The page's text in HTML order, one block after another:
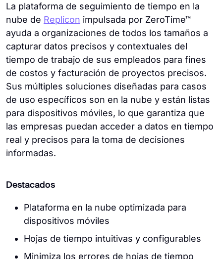
La plataforma de seguimiento de tiempo en la
nube de Replicon impulsada por ZeroTime™
ayuda a organizaciones de todos los tamaños a
capturar datos precisos y contextuales del
tiempo de trabajo de sus empleados para fines
de costos y facturación de proyectos precisos.
Sus múltiples soluciones diseñadas para casos
de uso específicos son en la nube y están listas
para dispositivos móviles, lo que garantiza que
las empresas puedan acceder a datos en tiempo
real y precisos para la toma de decisiones
informadas.
Destacados
Plataforma en la nube optimizada para
dispositivos móviles
Hojas de tiempo intuitivas y configurables
Minimiza los errores de hojas de tiempo